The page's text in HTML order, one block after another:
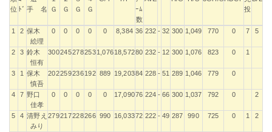
位 ﾄﾞ 手 名
Ｇ
Ｇ
Ｇ
Ｇ
ｰﾑ
数
投
順
ｺｰ
選
手 名
１
２
３
４
G/T T/P
ｹﾞ
数
AVE H/G H/S 3GH/S HDCP
先
B/L
1 2 保木
絵理
0 0 0 0 0 8,384 36 232 - 32 300 1,049 770 0 7 5
2 3 鈴木
恒有
3002452782531,07618,57280 232 - 12 300 1,076 823 0 1
3 1
保木
慎吾
202259236192 889 19,20384 228 - 51 289 1,046 779 0
4 7 野口
佳孝
0 0 0 0 0 17,09076 224 - 66 300 1,037 792 0 2
5 4 清野え
みり
279217228266 990 16,03372 222 - 49 287 990 725 0 1 2